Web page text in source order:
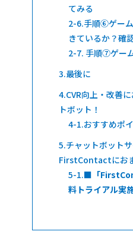
てみる
手順⑥ゲー
きているか？確
手順⑦ゲー
最後に
CVR向上・改善
トボット！
おすすめポ
チャットボットサ
FirstContactにお
■「
料トライアル実